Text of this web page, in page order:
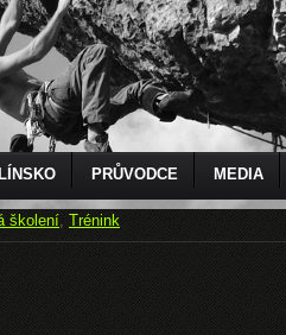
PRŮVODCE MEDIA
školení, Trénink